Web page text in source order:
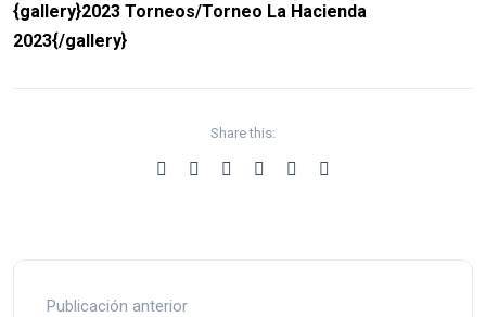
{gallery}2023 Torneos/Torneo La Hacienda
2023{/gallery}
Share this:
Publicación anterior